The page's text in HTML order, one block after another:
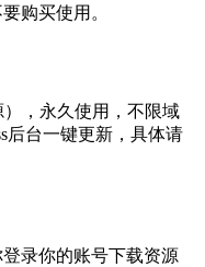
购买使用。
），永久使用，不限域
后台一键更新，具体请
录你的账号下载资源